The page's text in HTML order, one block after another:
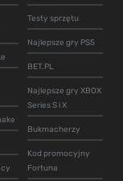
Testy sprzętu
Najlepsze gry PS5
BET.PL
Najlepsze gry XBOX
Series S i X
Bukmacherzy
Kod promocyjny
Fortuna